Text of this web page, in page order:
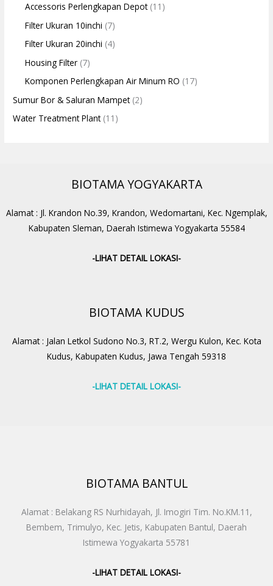
Accessoris Perlengkapan Depot(11)
Filter Ukuran 10inchi (7)
Filter Ukuran 20inchi (4)
Housing Filter (7)
Komponen Perlengkapan Air Minum RO (17)
Sumur Bor & Saluran Mampet(2)
Water Treatment Plant(11)
BIOTAMA YOGYAKARTA
Alamat : Jl. Krandon No.39, Krandon, Wedomartani, Kec. Ngemplak,
Kabupaten Sleman, Daerah Istimewa Yogyakarta 55584
-LIHAT DETAIL LOKASI-
BIOTAMA KUDUS
Alamat : Jalan Letkol Sudono No.3, RT.2, Wergu Kulon, Kec. Kota
Kudus, Kabupaten Kudus, Jawa Tengah 59318
-LIHAT DETAIL LOKASI-
BIOTAMA BANTUL
Alamat : Belakang RS Nurhidayah, Jl. Imogiri Tim. No.KM.11,
Bembem, Trimulyo, Kec. Jetis, Kabupaten Bantul, Daerah
Istimewa Yogyakarta 55781
-LIHAT DETAIL LOKASI-